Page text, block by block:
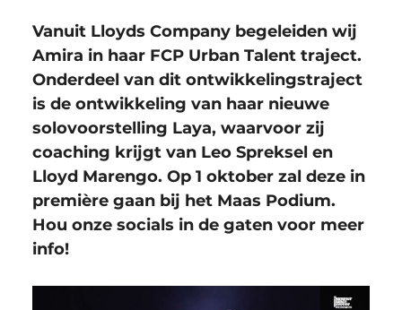
Vanuit Lloyds Company begeleiden wij
Amira in haar FCP Urban Talent traject.
Onderdeel van dit ontwikkelingstraject
is de ontwikkeling van haar nieuwe
solovoorstelling Laya, waarvoor zij
coaching krijgt van Leo Spreksel en
Lloyd Marengo. Op 1 oktober zal deze in
première gaan bij het Maas Podium.
Hou onze socials in de gaten voor meer
info!